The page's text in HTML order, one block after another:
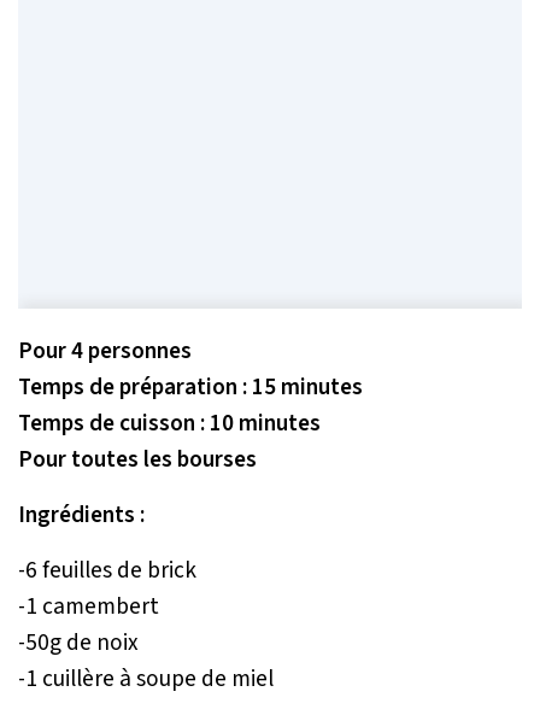
Pour 4 personnes
Temps de préparation : 15 minutes
Temps de cuisson : 10 minutes
Pour toutes les bourses
Ingrédients :
-6 feuilles de brick
-1 camembert
-50g de noix
-1 cuillère à soupe de miel